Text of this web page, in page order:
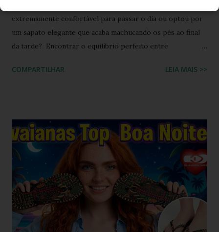
extremamente confortável para passar o dia ou optou por
um sapato elegante que acaba machucando os pés ao final
da tarde? Encontrar o equilíbrio perfeito entre
costumava ser um desafio na moda feminina e urbana.
2000, o famoso scrunchie aquele elástico de cabelo
revestido de tecido franzido conquistou passarelas, vitrines
e o guarda-roupa das principais influenciadoras de moda.
Percebendo esse movimento de resgate retrô com toque
contemporâneo, a Havaianas trouxe uma inovação que une
o melhor dos dois mundos. O Chinelo Havaianas Top
Scrunchie surge exatamente como essa resposta
fashionista: a fusão impecável da lendária sola de borracha
COMPARTILHAR LEIA MAIS >>